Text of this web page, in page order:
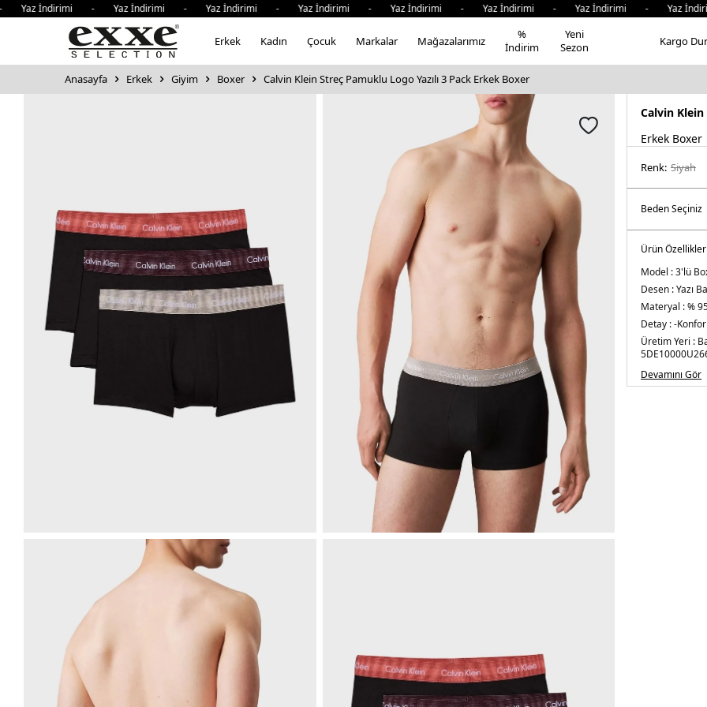
İndirimi - Yaz İndirimi - Yaz İndirimi - Yaz İndirimi - Yaz İndirimi - Yaz İndirimi - Yaz İndirimi - Yaz
Erkek Kadın Çocuk Markalar Mağazalarımız
%
İndirim
Yeni
Sezon
Kargo
Anasayfa Erkek Giyim Boxer Calvin Klein Streç Pamuklu Logo Yazılı 3 Pack Erkek Boxer
Calvin Klein
Erkek Boxer
Renk: si̇yah
Ürün Özellikleri
Model :3'lü
Desen :Yazı
Materyal :%
Detay :-
Üretim Yeri :
Devamını Gör